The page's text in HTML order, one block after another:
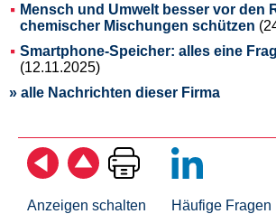
Mensch und Umwelt besser vor den
chemischer Mischungen schützen
Smartphone-Speicher: alles eine
(12.11.2025)
» alle Nachrichten dieser Firma
Anzeigen schalten Häufige Fragen